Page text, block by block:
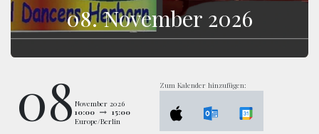
08. November 2026
08 November 2026
10:00
15:00
Europe/Berlin
Zum Kalender hinzufügen: